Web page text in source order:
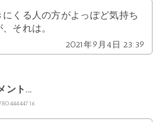
くる人の方がよっぽど気持ち
それは。
2021年9月4日 23:39
ント...